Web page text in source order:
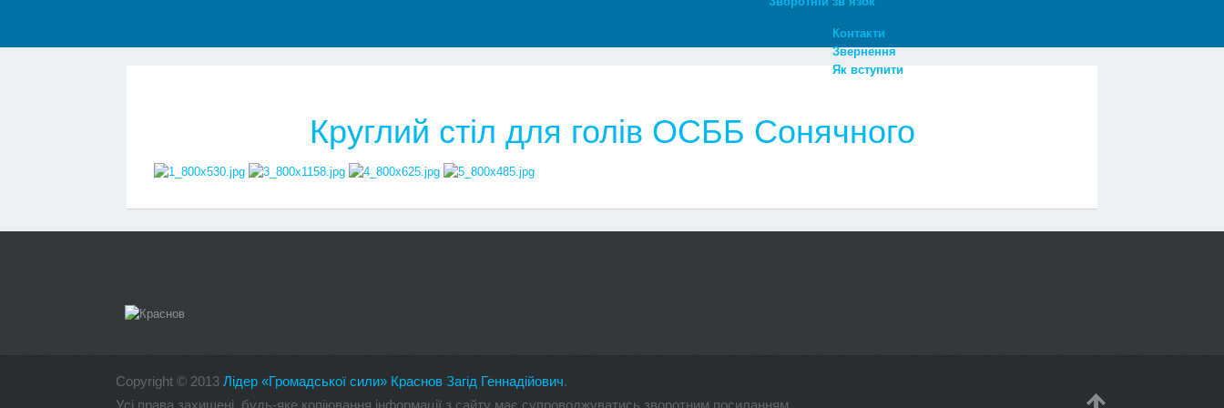
Контакти
Звернення
Як вступити
Круглий стіл для голів ОСББ Сонячного
Copyright © 2013 Лідер «Громадської сили» Краснов Загід Геннадійович.
Усі права захищені, будь-яке копіювання інформації з сайту має супроводжуватись зворотним посиланням